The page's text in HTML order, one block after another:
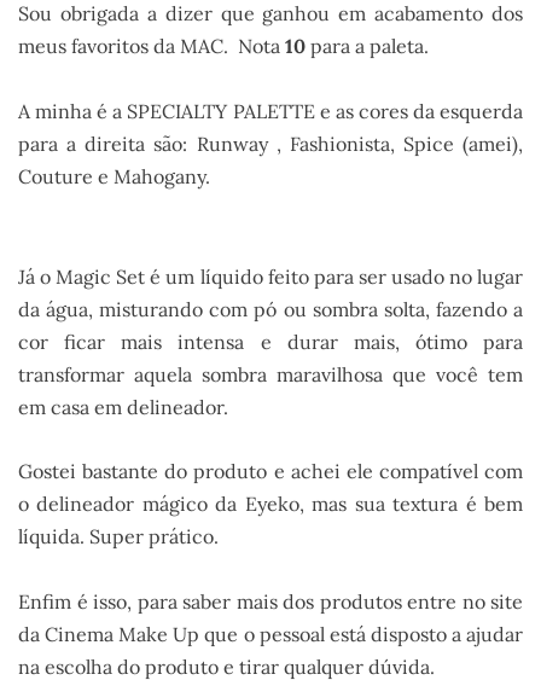
Sou obrigada a dizer que ganhou em acabamento dos
meus favoritos da MAC. Nota 10 para a paleta.
A minha é a SPECIALTY PALETTE e as cores da esquerda
para a direita são: Runway , Fashionista, Spice (amei),
Couture e Mahogany.
Já o Magic Set é um líquido feito para ser usado no lugar
da água, misturando com pó ou sombra solta, fazendo a
cor ficar mais intensa e durar mais, ótimo para
transformar aquela sombra maravilhosa que você tem
em casa em delineador.
Gostei bastante do produto e achei ele compatível com
o delineador mágico da Eyeko, mas sua textura é bem
líquida. Super prático.
Enfim é isso, para saber mais dos produtos entre no site
da Cinema Make Up que o pessoal está disposto a ajudar
na escolha do produto e tirar qualquer dúvida.